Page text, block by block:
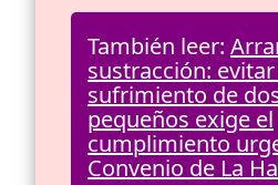
También leer:
sustracción:
sufrimiento de
pequeños exige el
cumplimiento
Convenio de La